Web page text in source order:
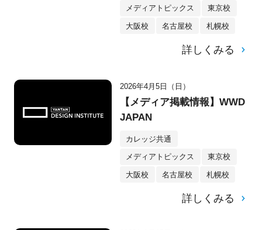
メディアトピックス 東京校
大阪校 名古屋校 札幌校
詳しくみる
2026年4月5日（日）
【メディア掲載情報】WWD
JAPAN
カレッジ共通
メディアトピックス 東京校
大阪校 名古屋校 札幌校
詳しくみる